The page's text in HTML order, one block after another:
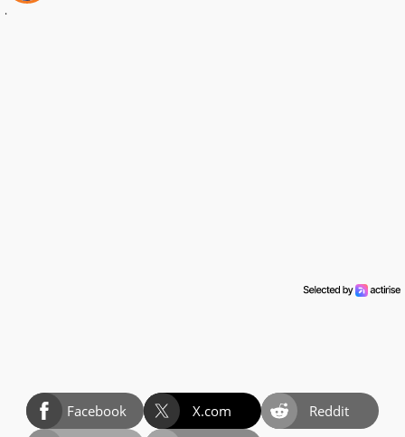
.
Facebook X.com
Reddit